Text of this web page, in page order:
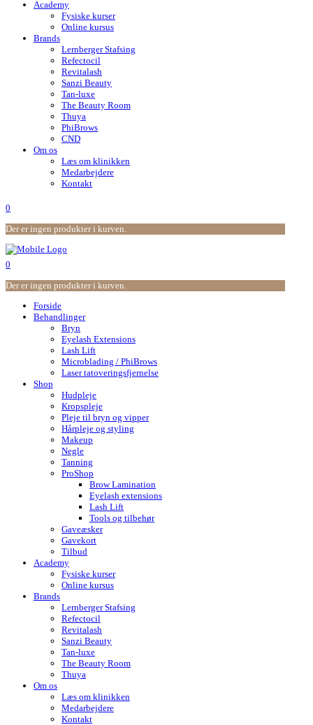
Academy
Fysiske kurser
Online kursus
Brands
Lernberger Stafsing
Refectocil
Revitalash
Sanzi Beauty
Tan-luxe
The Beauty Room
Thuya
PhiBrows
CND
Om os
Læs om klinikken
Medarbejdere
Kontakt
0
Der er ingen produkter i kurven.
0
Der er ingen produkter i kurven.
Forside
Behandlinger
Bryn
Eyelash Extensions
Lash Lift
Microblading / PhiBrows
Laser tatoveringsfjernelse
Shop
Hudpleje
Kropspleje
Pleje til bryn og vipper
Hårpleje og styling
Makeup
Negle
Tanning
ProShop
Brow Lamination
Eyelash extensions
Lash Lift
Tools og tilbehør
Gaveæsker
Gavekort
Tilbud
Academy
Fysiske kurser
Online kursus
Brands
Lernberger Stafsing
Refectocil
Revitalash
Sanzi Beauty
Tan-luxe
The Beauty Room
Thuya
Om os
Læs om klinikken
Medarbejdere
Kontakt